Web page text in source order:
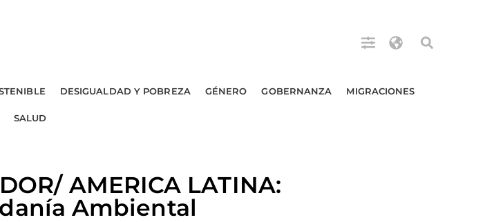
DESIGUALDAD Y POBREZA GÉNERO GOBERNANZA MIGRACIONES
SALUD
AMERICA LATINA:
Ambiental